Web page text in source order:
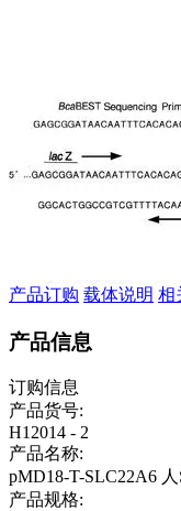
产品订购 载体说明 相
产品信息
订购信息
产品货号:
H12014 - 2
产品名称:
pMD18-T-SLC22A6
产品规格: